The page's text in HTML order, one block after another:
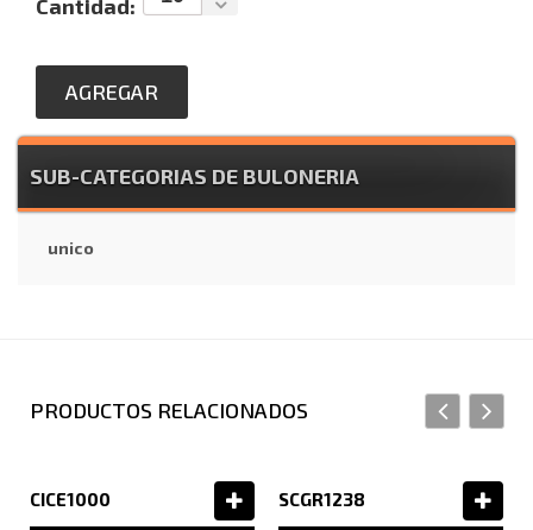
Cantidad:
AGREGAR
SUB-CATEGORIAS DE BULONERIA
unico
PRODUCTOS RELACIONADOS
CICE1000 SCGR1238